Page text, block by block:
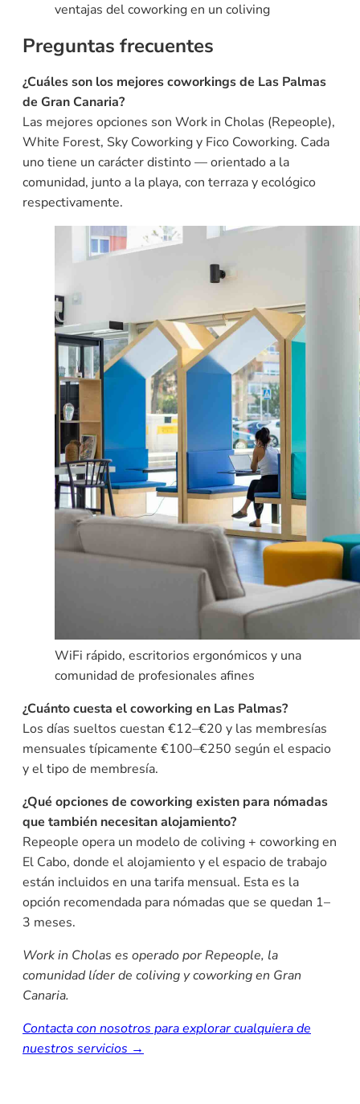
ventajas del coworking en un coliving
Preguntas frecuentes
¿Cuáles son los mejores coworkings de Las Palmas
de Gran Canaria?
Las mejores opciones son Work in Cholas (Repeople),
White Forest, Sky Coworking y Fico Coworking. Cada
uno tiene un carácter distinto — orientado a la
comunidad, junto a la playa, con terraza y ecológico
respectivamente.
WiFi rápido, escritorios ergonómicos y una
comunidad de profesionales afines
¿Cuánto cuesta el coworking en Las Palmas?
Los días sueltos cuestan €12–€20 y las membresías
mensuales típicamente €100–€250 según el espacio
y el tipo de membresía.
¿Qué opciones de coworking existen para nómadas
que también necesitan alojamiento?
Repeople opera un modelo de coliving + coworking en
El Cabo, donde el alojamiento y el espacio de trabajo
están incluidos en una tarifa mensual. Esta es la
opción recomendada para nómadas que se quedan 1–
3 meses.
Work in Cholas es operado por Repeople, la
comunidad líder de coliving y coworking en Gran
Canaria.
Contacta con nosotros para explorar cualquiera de
nuestros servicios →